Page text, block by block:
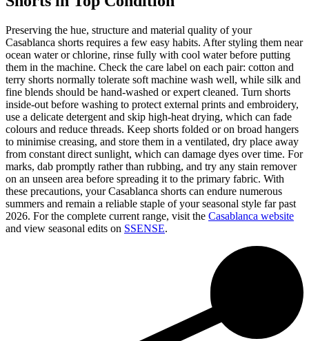
Preserving the hue, structure and material quality of your
Casablanca shorts requires a few easy habits. After styling them near
ocean water or chlorine, rinse fully with cool water before putting
them in the machine. Check the care label on each pair: cotton and
terry shorts normally tolerate soft machine wash well, while silk and
fine blends should be hand-washed or expert cleaned. Turn shorts
inside-out before washing to protect external prints and embroidery,
use a delicate detergent and skip high-heat drying, which can fade
colours and reduce threads. Keep shorts folded or on broad hangers
to minimise creasing, and store them in a ventilated, dry place away
from constant direct sunlight, which can damage dyes over time. For
marks, dab promptly rather than rubbing, and try any stain remover
on an unseen area before spreading it to the primary fabric. With
these precautions, your Casablanca shorts can endure numerous
summers and remain a reliable staple of your seasonal style far past
2026. For the complete current range, visit the Casablanca website
and view seasonal edits on SSENSE.